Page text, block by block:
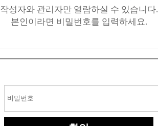
작성자와 관리자만 열람하실 수 있습니다.
본인이라면 비밀번호를 입력하세요.